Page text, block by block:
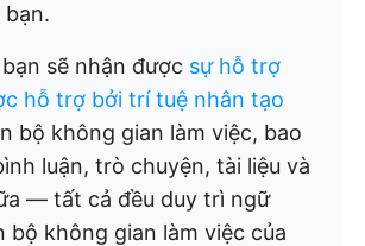
bạn.
sẽ nhận được sự hỗ trợ
hỗ trợ bởi trí tuệ nhân tạo
bộ không gian làm việc, bao
luận, trò chuyện, tài liệu và
— tất cả đều duy trì ngữ
bộ không gian làm việc của